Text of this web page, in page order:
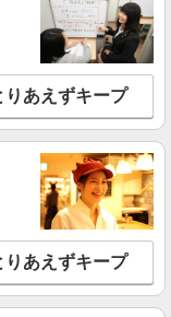
詳細を見る
面接なし！履歴書
通費全額支給(ガソリ
細を見る
りあえずキープ
りあえずキープ